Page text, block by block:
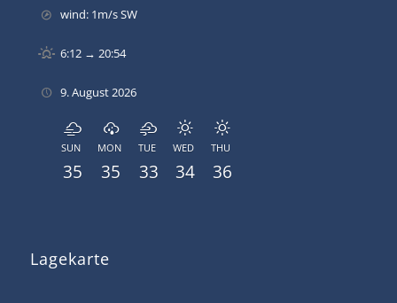
wind: 1m/s SW
6:12 → 20:54
9. August 2026
SUN
35
MON
35
TUE
33
WED
34
THU
36
Lagekarte